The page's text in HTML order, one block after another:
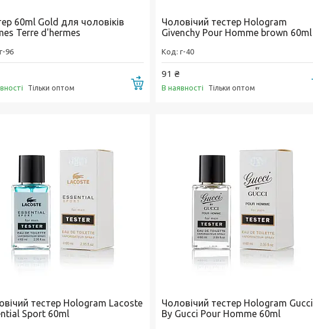
60ml Gold для чоловіків
Terre d'hermes
г-96
Тільки оптом Купити
Чоловічий тестер Hologram
Givenchy Pour Homme brown 60ml
г-40
91 ₴
В наявності Тільки оптом
тестер Hologram Lacoste
Sport 60ml
Чоловічий тестер Hologram Gucci
By Gucci Pour Homme 60ml